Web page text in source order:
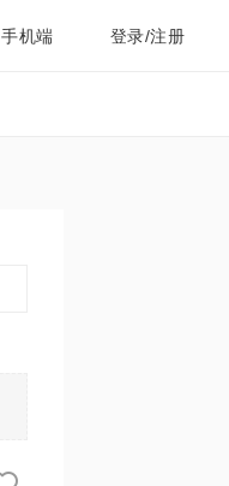
手机端 登录/注册